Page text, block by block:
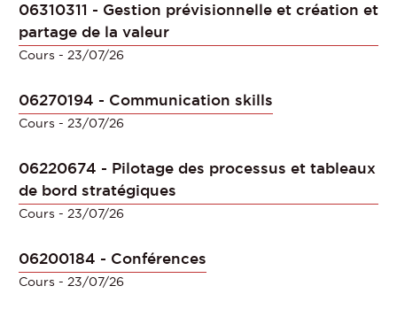
06310311 - Gestion prévisionnelle et création et
partage de la valeur
Cours - 23/07/26
06270194 - Communication skills
Cours - 23/07/26
06220674 - Pilotage des processus et tableaux
de bord stratégiques
Cours - 23/07/26
06200184 - Conférences
Cours - 23/07/26